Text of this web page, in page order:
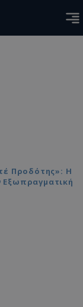
Προδότης»: Η
Εξωπραγματική